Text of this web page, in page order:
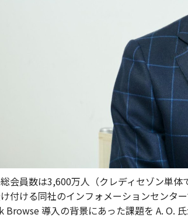
会員数は3,600万人（クレディセゾン単
付ける同社のインフォメーションセンタ
Browse 導入の背景にあった課題を A. O. 氏